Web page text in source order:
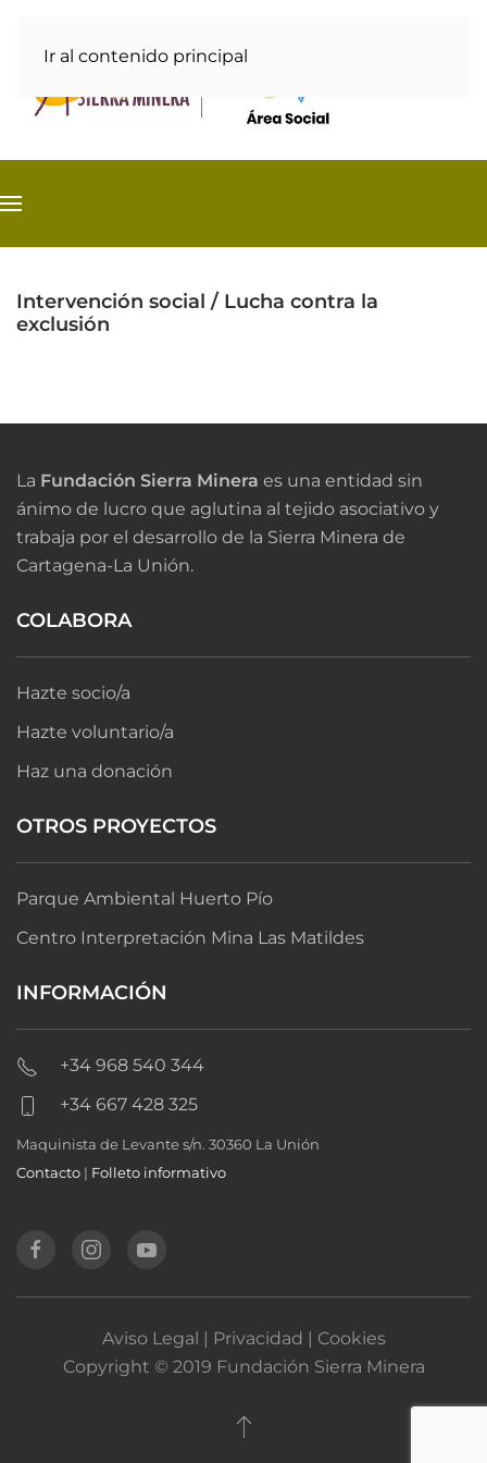
Ir al contenido principal
Intervención social / Lucha contra la
exclusión
La Fundación Sierra Minera es una entidad sin
ánimo de lucro que aglutina al tejido asociativo y
trabaja por el desarrollo de la Sierra Minera de
Cartagena-La Unión.
COLABORA
Hazte socio/a
Hazte voluntario/a
Haz una donación
OTROS PROYECTOS
Parque Ambiental Huerto Pío
Centro Interpretación Mina Las Matildes
INFORMACIÓN
+34 968 540 344
+34 667 428 325
Maquinista de Levante s/n. 30360 La Unión
Contacto | Folleto informativo
Aviso Legal | Privacidad | Cookies
Copyright © 2019 Fundación Sierra Minera